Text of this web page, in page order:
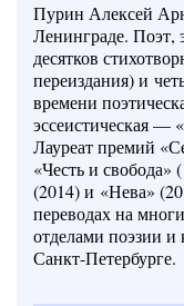
Пурин Алексей
Ленинграде. Поэт,
десятков
переиздания) и
времени
эссеистическая —
Лауреат премий
«Честь и
(2014) и «Нева»
переводах на
отделами поэзии
Санкт-Петербурге.